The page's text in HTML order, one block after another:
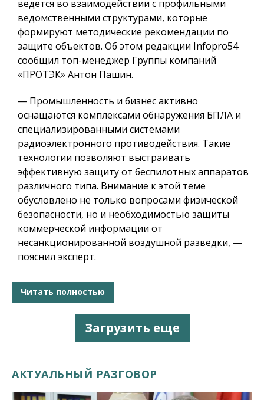
ведется во взаимодействии с профильными
ведомственными структурами, которые
формируют методические рекомендации по
защите объектов. Об этом редакции Infopro54
сообщил топ-менеджер Группы компаний
«ПРОТЭК» Антон Пашин.
— Промышленность и бизнес активно
оснащаются комплексами обнаружения БПЛА и
специализированными системами
радиоэлектронного противодействия. Такие
технологии позволяют выстраивать
эффективную защиту от беспилотных аппаратов
различного типа. Внимание к этой теме
обусловлено не только вопросами физической
безопасности, но и необходимостью защиты
коммерческой информации от
несанкционированной воздушной разведки, —
пояснил эксперт.
Читать полностью
Загрузить еще
АКТУАЛЬНЫЙ РАЗГОВОР